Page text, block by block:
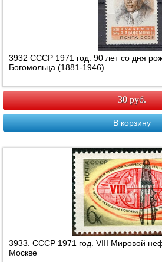
3932 СССР 1971 год. 90 лет со дня
Богомольца (1881-1946).
30 руб.
В корзину
3933. СССР 1971 год. VIII Мировой
Москве